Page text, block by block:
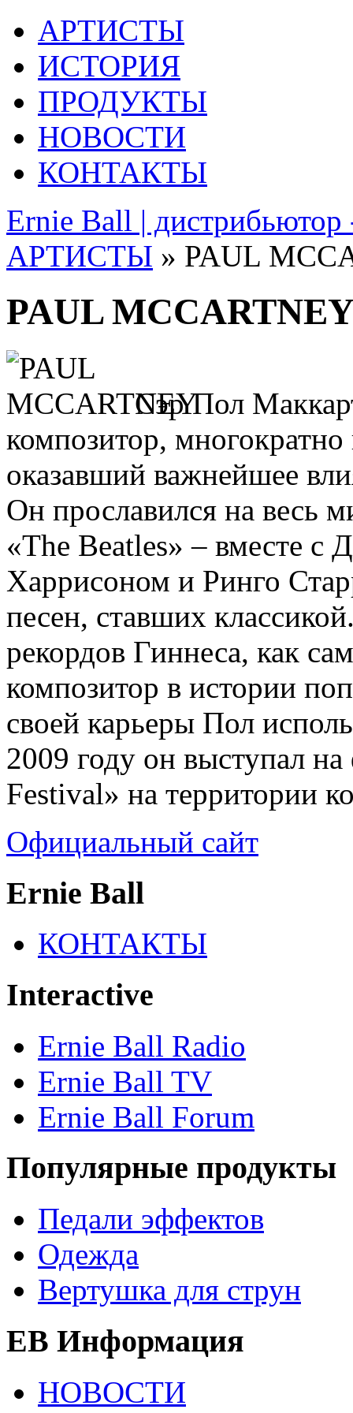
АРТИСТЫ
ИСТОРИЯ
ПРОДУКТЫ
НОВОСТИ
КОНТАКТЫ
Ernie Ball | дистрибьютор
АРТИСТЫ » PAUL
PAUL
Сэр Пол
композитор,
оказавший важнейшее
Он прославился на весь
«The Beatles» – вместе
Харрисоном и Ринго
песен, ставших
рекордов Гиннеса, как
композитор в истории
своей карьеры Пол
2009 году он выступал
Festival» на территории
Официальный сайт
Ernie Ball
КОНТАКТЫ
Interactive
Ernie Ball Radio
Ernie Ball TV
Ernie Ball Forum
Популярные продукты
Педали эффектов
Одежда
Вертушка для струн
EB Информация
НОВОСТИ